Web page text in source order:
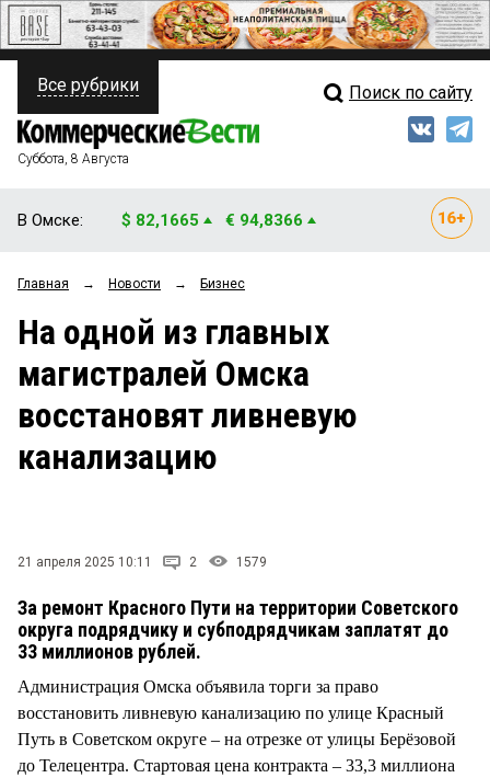
ПОЛИТИКА
ФИНАНСЫ
ОБЩЕСТВО
ЗАКОН
НОВОСТИ КОМПАНИЙ
Свежий выпуск
Рейтинги
Блоги
Архив
Все рубрики Поиск по сайту
Суббота, 8 Августа
В Омске: $ 82,1665 € 94,8366
Главная → Новости → Бизнес
На одной из главных
магистралей Омска
восстановят ливневую
канализацию
21 апреля 2025 10:11 2 1579
За ремонт Красного Пути на территории Советского
округа подрядчику и субподрядчикам заплатят до
33 миллионов рублей.
Администрация Омска объявила торги за право
восстановить ливневую канализацию по улице Красный
Путь в Советском округе – на отрезке от улицы Берёзовой
до Телецентра. Стартовая цена контракта – 33,3 миллиона